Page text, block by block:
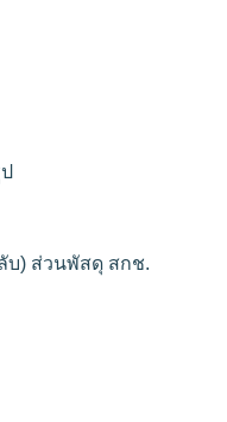
บ) ส่วนพัสดุ สกช.